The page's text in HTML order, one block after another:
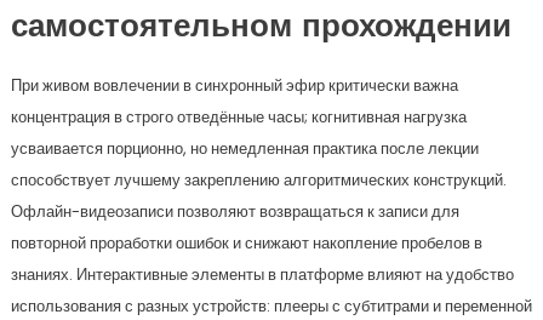
самостоятельном прохождении
При живом вовлечении в синхронный эфир критически важна
концентрация в строго отведённые часы; когнитивная нагрузка
усваивается порционно, но немедленная практика после лекции
способствует лучшему закреплению алгоритмических конструкций.
Офлайн-видеозаписи позволяют возвращаться к записи для
повторной проработки ошибок и снижают накопление пробелов в
знаниях. Интерактивные элементы в платформе влияют на удобство
использования с разных устройств: плееры с субтитрами и переменной